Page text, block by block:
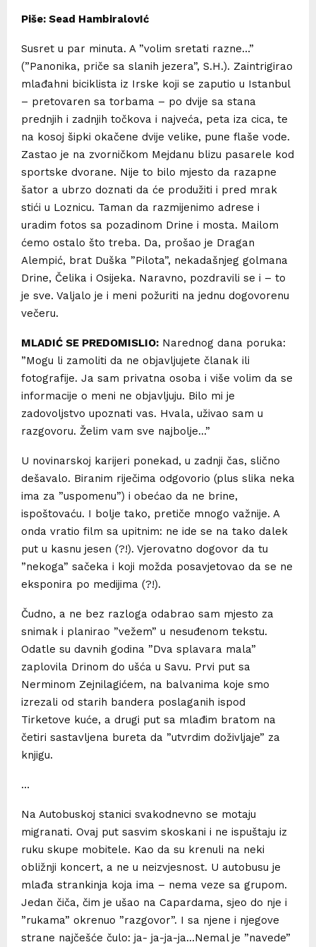
Piše: Sead HambiralovIć
Susret u par minuta. A ”volim sretati razne…”
(”Panonika, priče sa slanih jezera”, S.H.). Zaintrigirao
mlađahni biciklista iz Irske koji se zaputio u Istanbul
– pretovaren sa torbama – po dvije sa stana
prednjih i zadnjih točkova i najveća, peta iza cica, te
na kosoj šipki okačene dvije velike, pune flaše vode.
Zastao je na zvorničkom Mejdanu blizu pasarele kod
sportske dvorane. Nije to bilo mjesto da razapne
šator a ubrzo doznati da će produžiti i pred mrak
stići u Loznicu. Taman da razmijenimo adrese i
uradim fotos sa pozadinom Drine i mosta. Mailom
ćemo ostalo što treba. Da, prošao je Dragan
Alempić, brat Duška ”Pilota”, nekadašnjeg golmana
Drine, Čelika i Osijeka. Naravno, pozdravili se i – to
je sve. Valjalo je i meni požuriti na jednu dogovorenu
večeru.
MLADIĆ SE PREDOMISLIO: Narednog dana poruka:
”Mogu li zamoliti da ne objavljujete članak ili
fotografije. Ja sam privatna osoba i više volim da se
informacije o meni ne objavljuju. Bilo mi je
zadovoljstvo upoznati vas. Hvala, uživao sam u
razgovoru. Želim vam sve najbolje…”
U novinarskoj karijeri ponekad, u zadnji čas, slično
dešavalo. Biranim riječima odgovorio (plus slika neka
ima za ”uspomenu”) i obećao da ne brine,
ispoštovaću. I bolje tako, pretiče mnogo važnije. A
onda vratio film sa upitnim: ne ide se na tako dalek
put u kasnu jesen (?!). Vjerovatno dogovor da tu
”nekoga” sačeka i koji možda posavjetovao da se ne
eksponira po medijima (?!).
Čudno, a ne bez razloga odabrao sam mjesto za
snimak i planirao ”vežem” u nesuđenom tekstu.
Odatle su davnih godina ”Dva splavara mala”
zaplovila Drinom do ušća u Savu. Prvi put sa
Nerminom Zejnilagićem, na balvanima koje smo
izrezali od starih bandera poslaganih ispod
Tirketove kuće, a drugi put sa mlađim bratom na
četiri sastavljena bureta da ”utvrdim doživljaje” za
knjigu.
…
Na Autobuskoj stanici svakodnevno se motaju
migranati. Ovaj put sasvim skoskani i ne ispuštaju iz
ruku skupe mobitele. Kao da su krenuli na neki
obližnji koncert, a ne u neizvjesnost. U autobusu je
mlađa strankinja koja ima – nema veze sa grupom.
Jedan čiča, čim je ušao na Capardama, sjeo do nje i
”rukama” okrenuo ”razgovor”. I sa njene i njegove
strane najčešće čulo: ja- ja-ja-ja…Nemal je ”navede”